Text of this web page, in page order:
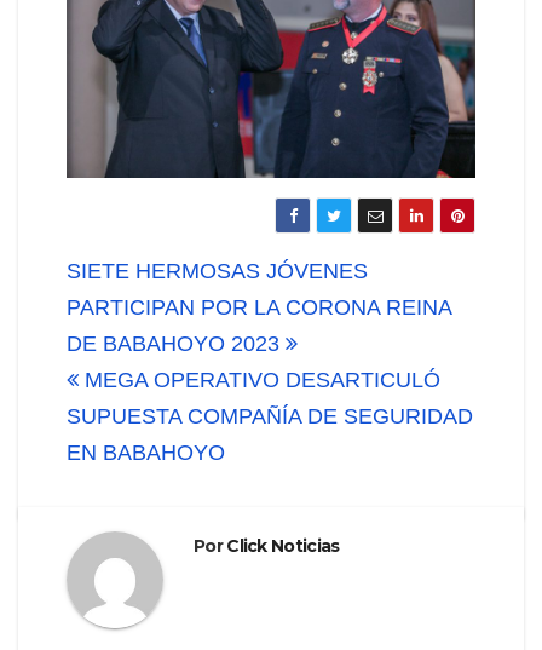
Navegación
de
entradas
SIETE HERMOSAS JÓVENES
PARTICIPAN POR LA CORONA REINA
DE BABAHOYO 2023
MEGA OPERATIVO DESARTICULÓ
SUPUESTA COMPAÑÍA DE SEGURIDAD
EN BABAHOYO
PorClick Noticias